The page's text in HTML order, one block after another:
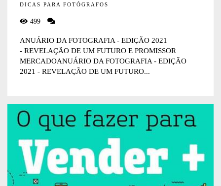
DICAS PARA FOTÓGRAFOS
499
ANUÁRIO DA FOTOGRAFIA - EDIÇÃO 2021
- REVELAÇÃO DE UM FUTURO E PROMISSOR
MERCADOANUÁRIO DA FOTOGRAFIA - EDIÇÃO
2021 - REVELAÇÃO DE UM FUTURO...